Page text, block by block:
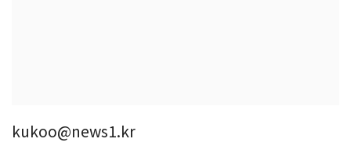
kukoo@news1.kr